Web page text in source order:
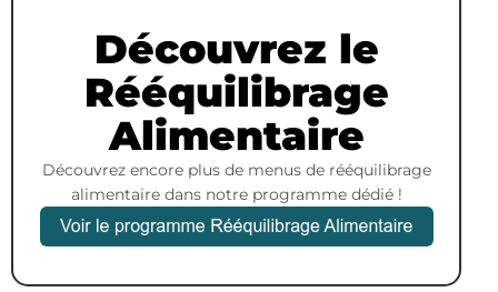
Découvrez le
Rééquilibrage
Alimentaire
Découvrez encore plus de menus de rééquilibrage
alimentaire dans notre programme dédié !